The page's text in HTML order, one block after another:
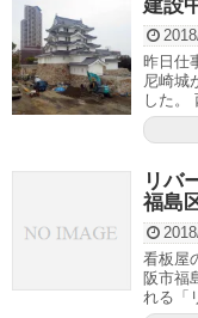
建設
昨日仕
尼崎城
した。
リバ
福島
看板屋
阪市福
れる「